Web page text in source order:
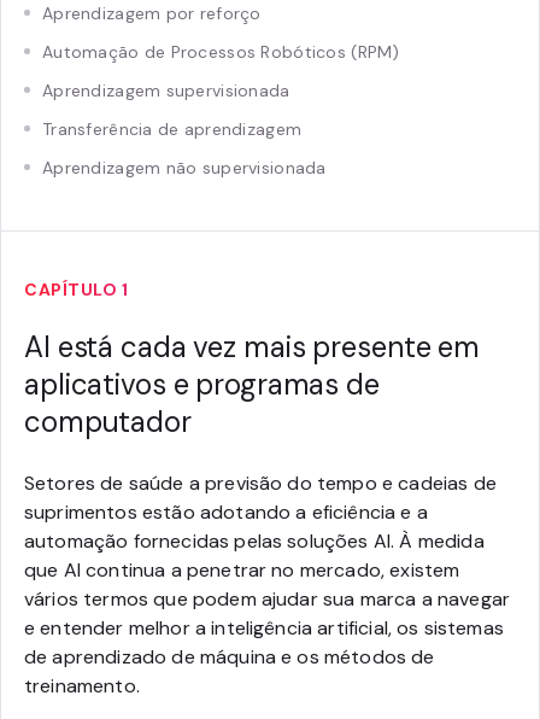
Aprendizagem por reforço
Automação de Processos Robóticos (RPM)
Aprendizagem supervisionada
Transferência de aprendizagem
Aprendizagem não supervisionada
CAPÍTULO 1
AI está cada vez mais presente em
aplicativos e programas de
computador
Setores de saúde a previsão do tempo e cadeias de
suprimentos estão adotando a eficiência e a
automação fornecidas pelas soluções AI. À medida
que AI continua a penetrar no mercado, existem
vários termos que podem ajudar sua marca a navegar
e entender melhor a inteligência artificial, os sistemas
de aprendizado de máquina e os métodos de
treinamento.